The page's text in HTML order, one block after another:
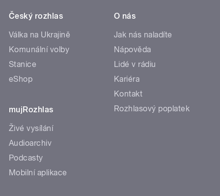
Český rozhlas
Válka na Ukrajině
Komunální volby
Stanice
eShop
mujRozhlas
Živé vysílání
Audioarchiv
Podcasty
Mobilní aplikace
O nás
Jak nás naladíte
Nápověda
Lidé v rádiu
Kariéra
Kontakt
Rozhlasový poplatek